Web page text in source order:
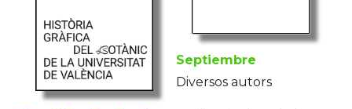
Septiembre
Diversos autors